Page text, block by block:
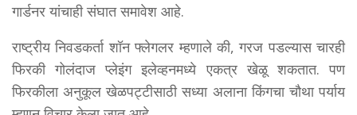
गार्डनर यांचाही संघात समावेश आहे.
राष्ट्रीय निवडकर्ता शॉन फ्लेगलर म्हणाले की, गरज पडल्यास चारही
फिरकी गोलंदाज प्लेइंग इलेव्हनमध्ये एकत्र खेळू शकतात. पण
फिरकीला अनुकूल खेळपट्टीसाठी सध्या अलाना किंगचा चौथा पर्याय